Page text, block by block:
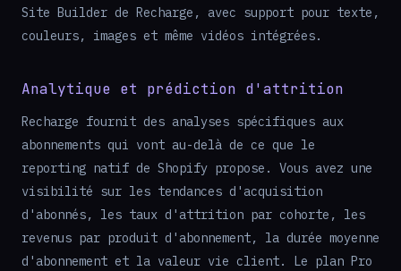
Site Builder de Recharge, avec support pour texte,
couleurs, images et même vidéos intégrées.
Analytique et prédiction d'attrition
Recharge fournit des analyses spécifiques aux
abonnements qui vont au-delà de ce que le
reporting natif de Shopify propose. Vous avez une
visibilité sur les tendances d'acquisition
d'abonnés, les taux d'attrition par cohorte, les
revenus par produit d'abonnement, la durée moyenne
d'abonnement et la valeur vie client. Le plan Pro